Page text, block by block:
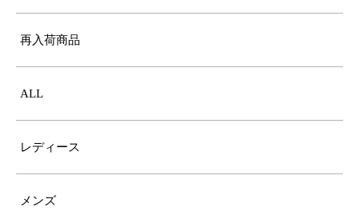
再入荷商品
ALL
レディース
メンズ